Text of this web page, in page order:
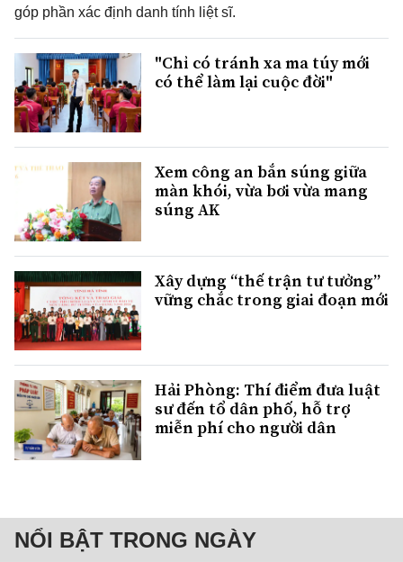
góp phần xác định danh tính liệt sĩ.
"Chỉ có tránh xa ma túy mới
có thể làm lại cuộc đời"
Xem công an bắn súng giữa
màn khói, vừa bơi vừa mang
súng AK
Xây dựng “thế trận tư tưởng”
vững chắc trong giai đoạn mới
Hải Phòng: Thí điểm đưa luật
sư đến tổ dân phố, hỗ trợ
miễn phí cho người dân
NỔI BẬT TRONG NGÀY